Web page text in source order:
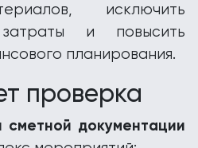
исключить
затраты и повысить
планирования.
проверка
сметной документации